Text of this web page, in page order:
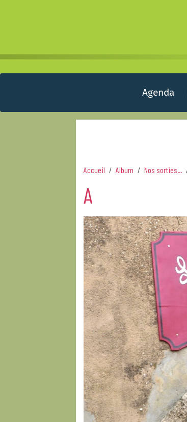
Agenda
Accueil Album Nos sorties...
A